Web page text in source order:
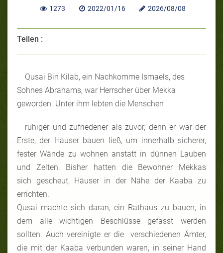
1273 2022/01/16 2026/08/08
Teilen :
Qusai Bin Kilab, ein Nachkomme Ismaels, des
Sohnes Abrahams, war Herrscher über Mekka
geworden. Unter ihm lebten die Menschen
ruhiger und zufriedener als zuvor, denn er war der
Erste, der Häuser bauen ließ, um innerhalb sicherer,
fester Wände zu wohnen anstatt in dünnen Lauben
und Zelten. Bisher hatten die Bewohner Mekkas
sich gescheut, Häuser in der Nähe der Kaaba zu
errichten.
Qusai machte sich daran, ein Rathaus zu bauen, in
dem alle wichtigen Beschlüsse gefasst werden
sollten. Auch vereinigte er die verschiedenen Ämter,
die mit der Kaaba verbunden waren, in seiner Hand